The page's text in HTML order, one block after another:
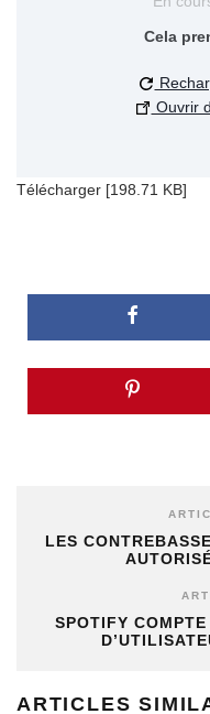
Cela
Ouvrir
Télécharger [198.71 KB]
LES
SPOTIFY
ARTICLES